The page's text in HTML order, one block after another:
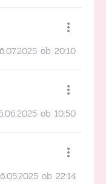
ob 20:10
ob 10:50
ob 22:14